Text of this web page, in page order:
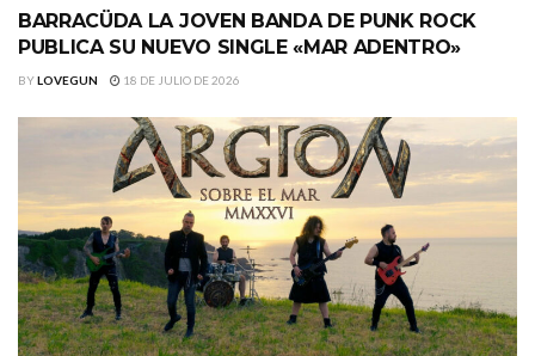
BARRACÜDA LA JOVEN BANDA DE PUNK ROCK
PUBLICA SU NUEVO SINGLE «MAR ADENTRO»
BYLOVEGUN 18 DE JULIO DE 2026